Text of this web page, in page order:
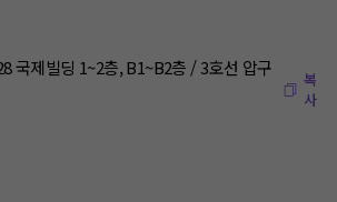
국제빌딩 1~2층, B1~B2층 / 3호선 압구
복
사